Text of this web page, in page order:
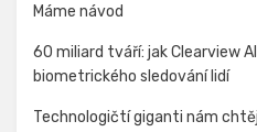
Máme návod
60 miliard tváří: jak Clearview
biometrického sledování lidí
Technologičtí giganti nám